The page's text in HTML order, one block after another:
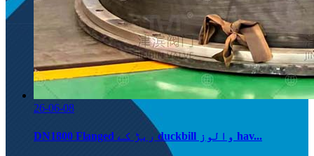
26-06-08
DN1800 Flanged ربڑ کے duckbill والوز hav...